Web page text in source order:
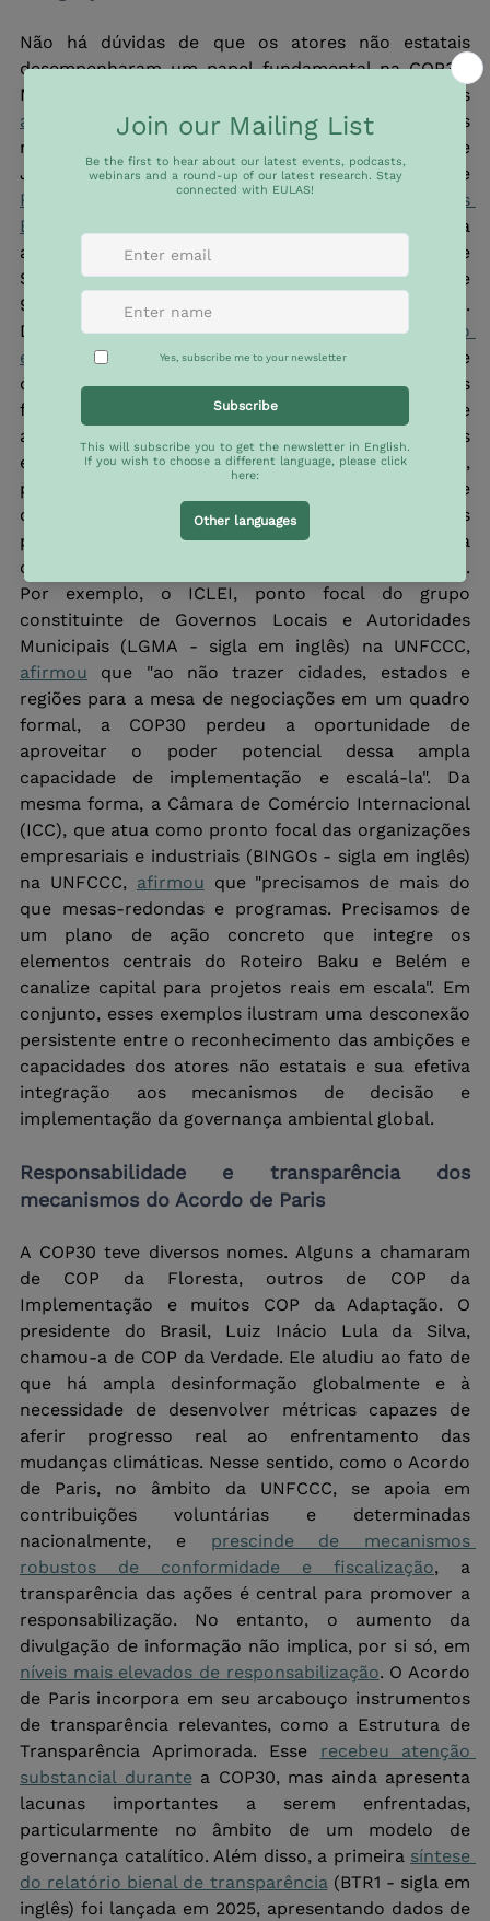
Não há dúvidas de que os atores não estatais
desempenharam um papel fundamental na COP30.
assumiram compromissos com soluções climáticas
no Fórum de Líderes Locais, realizado no Rio de
Proteção Climática para Pequenas e Médias
Empresas (PMEs)
, lançada na COP29, passou a
abranger mais de 250 empresas globais como IKEA e
Schneider Electric, com o objetivo de apoiar mais de
90 milhões de PMEs na redução de suas emissões.
De modo semelhante, a Colaboração em Adaptação
e Resiliência para Financiadores, uma rede
composta por mais de 70 organizações
filantrópicas, coordenou diversas respostas de
adaptação climática. Esses são apenas alguns
exemplos entre muitos outros. Ainda assim,
permanece incerto até que ponto essas iniciativas e
coalizões estão efetivamente integradas aos
processos formais e informais de governança
climática, para além das negociações da UNFCCC.
Por exemplo, o ICLEI, ponto focal do grupo
constituinte de Governos Locais e Autoridades
afirmou que "ao não trazer cidades, estados e
regiões para a mesa de negociações em um quadro
formal, a COP30 perdeu a oportunidade de
aproveitar o poder potencial dessa ampla
capacidade de implementação e escalá-la". Da
mesma forma, a Câmara de Comércio Internacional
(ICC), que atua como pronto focal das organizações
empresariais e industriais (BINGOs - sigla em inglês)
na UNFCCC, afirmou que "precisamos de mais do
que mesas-redondas e programas. Precisamos de
um plano de ação concreto que integre os
elementos centrais do Roteiro Baku e Belém e
canalize capital para projetos reais em escala". Em
conjunto, esses exemplos ilustram uma desconexão
persistente entre o reconhecimento das ambições e
capacidades dos atores não estatais e sua efetiva
integração aos mecanismos de decisão e
implementação da governança ambiental global.
Responsabilidade e transparência dos
mecanismos do Acordo de Paris
A COP30 teve diversos nomes. Alguns a chamaram
de COP da Floresta, outros de COP da
Implementação e muitos COP da Adaptação. O
presidente do Brasil, Luiz Inácio Lula da Silva,
chamou-a de COP da Verdade. Ele aludiu ao fato de
que há ampla desinformação globalmente e à
necessidade de desenvolver métricas capazes de
aferir progresso real ao enfrentamento das
mudanças climáticas. Nesse sentido, como o Acordo
de Paris, no âmbito da UNFCCC, se apoia em
contribuições voluntárias e determinadas
nacionalmente, e prescinde de mecanismos
robustos de conformidade e fiscalização, a
transparência das ações é central para promover a
responsabilização. No entanto, o aumento da
níveis mais elevados de responsabilização. O Acordo
de Paris incorpora em seu arcabouço instrumentos
de transparência relevantes, como a Estrutura de
Transparência Aprimorada. Esse recebeu atenção
substancial durante a COP30, mas ainda apresenta
lacunas importantes a serem enfrentadas,
particularmente no âmbito de um modelo de
governança catalítico. Além disso, a primeira síntese
do relatório bienal de transparência (BTR1 - sigla em
inglês) foi lançada em 2025, apresentando dados de